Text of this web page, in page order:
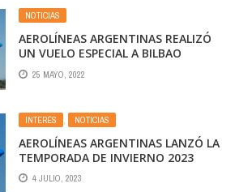
NOTICIAS
AEROLÍNEAS ARGENTINAS REALIZÓ
UN VUELO ESPECIAL A BILBAO
25 MAYO, 2022
INTERÉS NOTICIAS
AEROLÍNEAS ARGENTINAS LANZÓ LA
TEMPORADA DE INVIERNO 2023
4 JULIO, 2023